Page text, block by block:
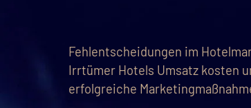
Fehlentscheidungen im
Irrtümer Hotels Umsatz kosten
erfolgreiche